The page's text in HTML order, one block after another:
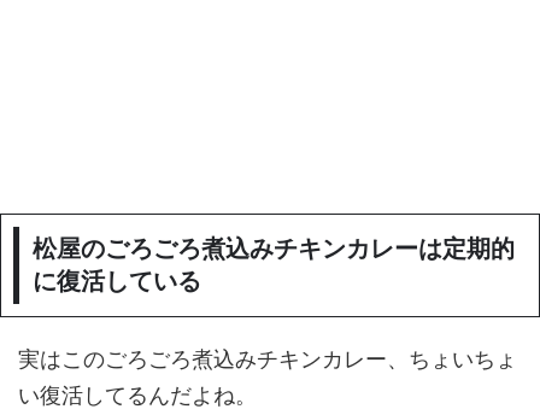
松屋のごろごろ煮込みチキンカレーは定期的
に復活している
実はこのごろごろ煮込みチキンカレー、ちょいちょ
い復活してるんだよね。